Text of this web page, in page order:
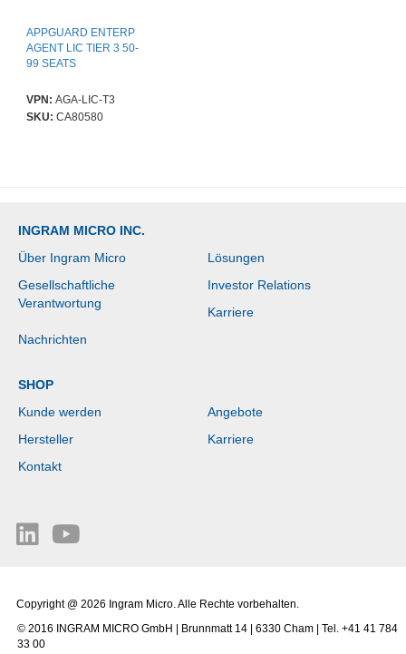
APPGUARD ENTERP
AGENT LIC TIER 3 50-
99 SEATS
VPN: AGA-LIC-T3
SKU: CA80580
INGRAM MICRO INC.
Über Ingram Micro
Lösungen
Gesellschaftliche
Verantwortung
Investor Relations
Karriere
Nachrichten
SHOP
Kunde werden
Angebote
Hersteller
Karriere
Kontakt
Copyright @ 2026 Ingram Micro. Alle Rechte vorbehalten.
© 2016 INGRAM MICRO GmbH | Brunnmatt 14 | 6330 Cham | Tel. +41 41 784
33 00